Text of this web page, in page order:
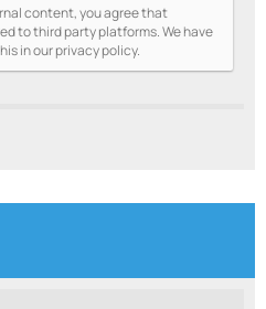
content, you agree that
to third party platforms. We have
in our privacy policy.